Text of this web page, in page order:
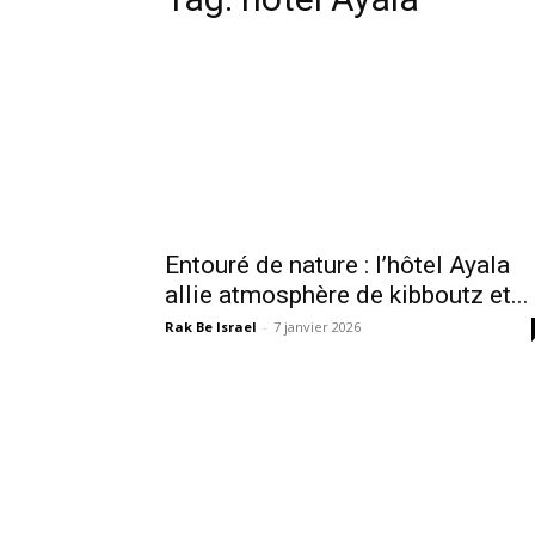
Entouré de nature : l’hôtel Ayala
allie atmosphère de kibboutz et...
Rak Be Israel - 7 janvier 2026